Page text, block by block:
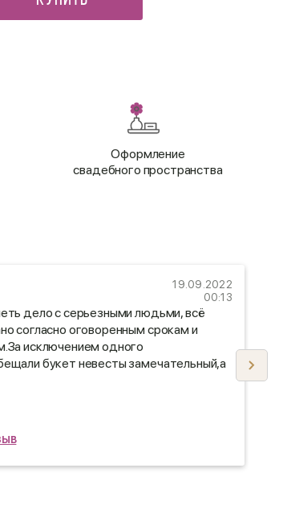
Оформление
свадебного пространства
19.09.2022
00:13
дело с серьезными людьми, всё
согласно оговоренным срокам и
исключением одного
букет невесты замечательный,а